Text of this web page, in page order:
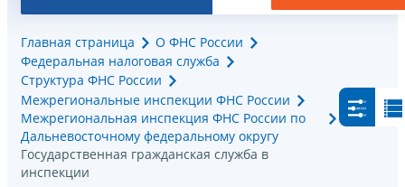
Главная страница
О ФНС России
Федеральная налоговая служба
Структура ФНС России
Межрегиональные инспекции ФНС России
Межрегиональная инспекция ФНС России по
Дальневосточному федеральному округу
Государственная гражданская служба в
инспекции